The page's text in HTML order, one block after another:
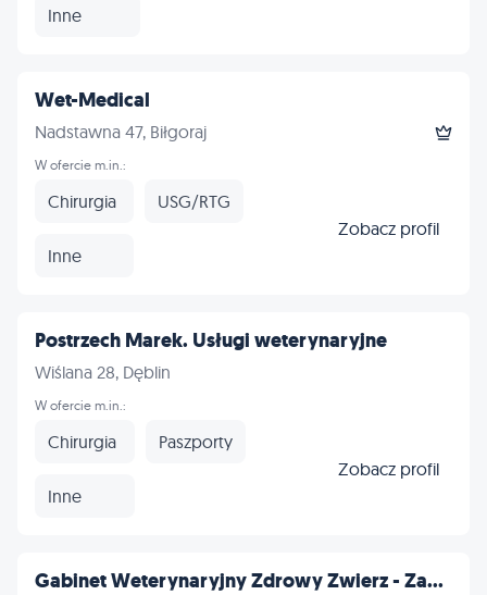
Inne
Wet-Medical
Nadstawna 47, Biłgoraj
W ofercie m.in.:
Chirurgia USG/RTG
Inne
Zobacz profil
Postrzech Marek. Usługi weterynaryjne
Wiślana 28, Dęblin
W ofercie m.in.:
Chirurgia Paszporty
Inne
Zobacz profil
Gabinet Weterynaryjny Zdrowy Zwierz - Za...